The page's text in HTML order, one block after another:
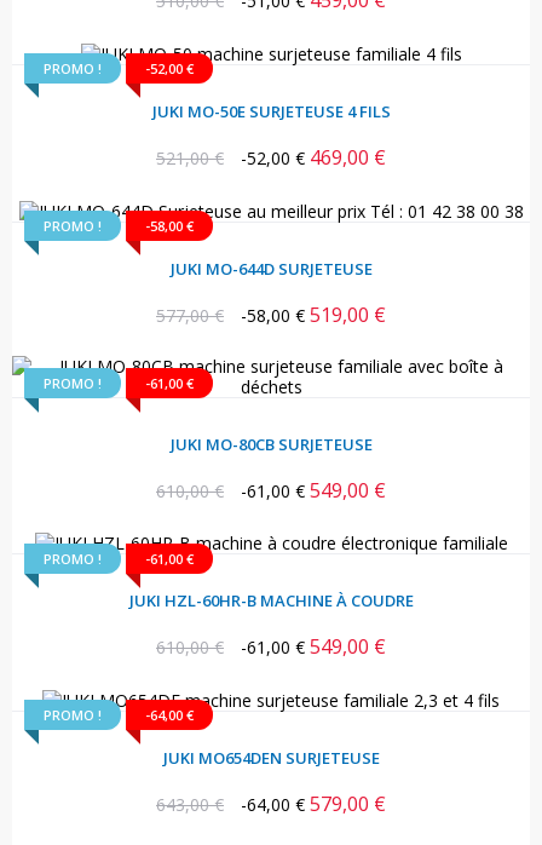
PROMO ! -52,00 €
JUKI MO-50E SURJETEUSE 4 FILS
Prix
521,00 € -52,00 € Prix
469,00 €
PROMO ! -58,00 €
JUKI MO-644D SURJETEUSE
Prix
577,00 € -58,00 € Prix
519,00 €
PROMO ! -61,00 €
JUKI MO-80CB SURJETEUSE
Prix
610,00 € -61,00 € Prix
549,00 €
PROMO ! -61,00 €
JUKI HZL-60HR-B MACHINE À COUDRE
Prix
610,00 € -61,00 € Prix
549,00 €
PROMO ! -64,00 €
JUKI MO654DEN SURJETEUSE
Prix
643,00 € -64,00 € Prix
579,00 €